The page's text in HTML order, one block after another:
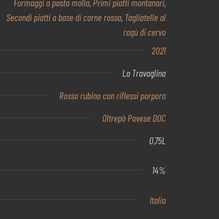
Secondi piatti a base di carne rossa, Tagliatelle al
ragù di cervo
2021
La Travaglina
Rosso rubino con riflessi porpora
Oltrepò Pavese DOC
0,75L
14%
Italia